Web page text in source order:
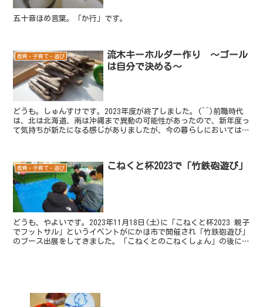
五十音ほめ言葉。「か行」です。
教育・子育て・遊び
流木キーホルダー作り ～ゴール
は自分で決める～
どうも。しゅんすけです。2023年度が終了しました。(^^)前職時代
は、北は北海道、南は沖縄まで異動の可能性があったので、新年度っ
て気持ちが新たになる感じがありましたが、今の暮らしにおいては、
教育・子育て・遊び こねくと杯2023で「竹鉄砲遊び」
どうも、やよいです。2023年11月18日(土)に「こねくと杯2023 親子
でフットサル」というイベントがにかほ市で開催され「竹鉄砲遊び」
のブース出展をしてきました。「こねくとのこねくしょん」の後にお